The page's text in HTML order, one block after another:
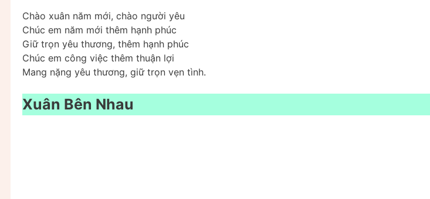
Chào xuân năm mới, chào người yêu
Chúc em năm mới thêm hạnh phúc
Giữ trọn yêu thương, thêm hạnh phúc
Chúc em công việc thêm thuận lợi
Mang nặng yêu thương, giữ trọn vẹn tình.
Xuân Bên Nhau